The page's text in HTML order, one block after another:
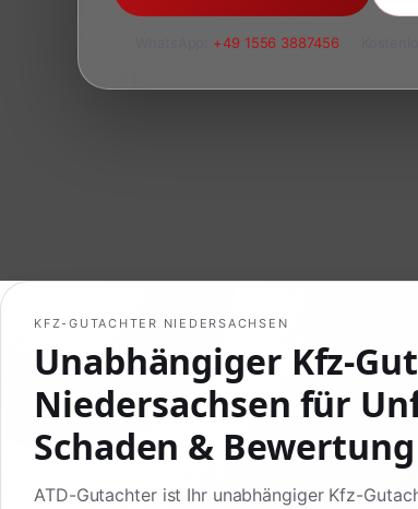
+49 1556 3887456
KFZ-GUTACHTER NIEDERSACHSEN
Unabhängiger Kfz-
Niedersachsen für
Schaden & Bewertung
ATD-Gutachter ist Ihr unabhängiger Kfz-